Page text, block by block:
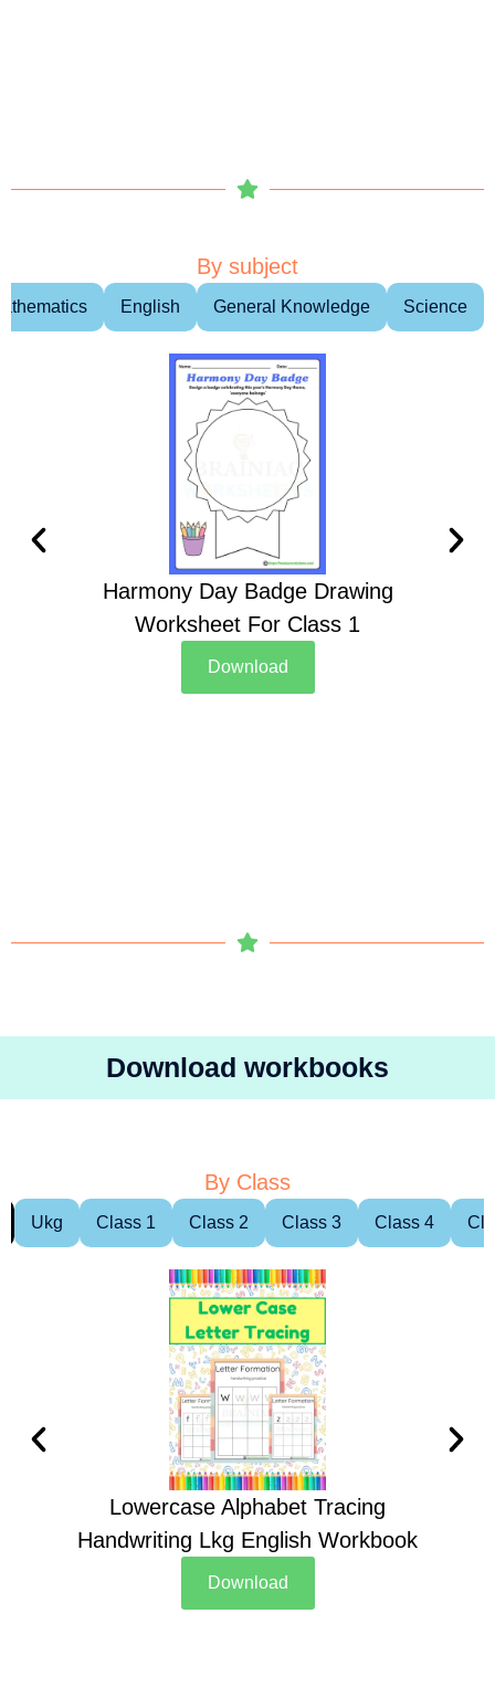
By subject
English General Knowledge Science
Harmony Day Badge Drawing
Worksheet For Class 1
Download
Download workbooks
By Class
Ukg Class 1 Class 2 Class 3 Class 4
Lowercase Alphabet Tracing
Handwriting Lkg English Workbook
Download